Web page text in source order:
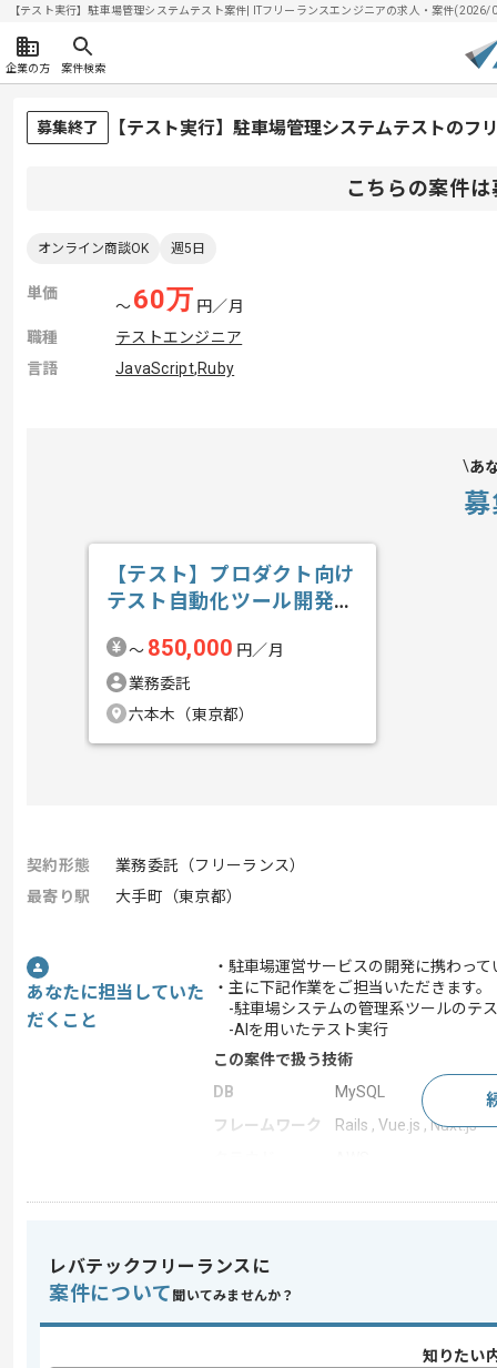
【テスト実行】駐車場管理システムテスト案件| ITフリーランスエンジニアの求人・案件
企業の方 案件検索
募集終了 【テスト実行】駐車場管理システムテストのフ
こちらの案件
オンライン商談OK 週5日
単価
〜60万 円／月
職種
テストエンジニア
言語
JavaScript,Ruby
あ
【テスト】プロダクト向け
テスト自動化ツール開発の
〜 850,000 円／月
業務委託
六本木（東京都）
契約形態
業務委託（フリーランス）
最寄り駅
大手町（東京都）
あなたに担当していた
だくこと
・駐車場運営サービスの開発に携わっ
・主に下記作業をご担当いただきます。
-駐車場システムの管理系ツールのテ
-AIを用いたテスト実行
この案件で扱う技術
DB
MySQL
フレームワーク
Rails , Vue.js , Nuxt.js
業務内容
特徴
レバテックフリーランスに
案件について 聞いてみませんか？
知りたい